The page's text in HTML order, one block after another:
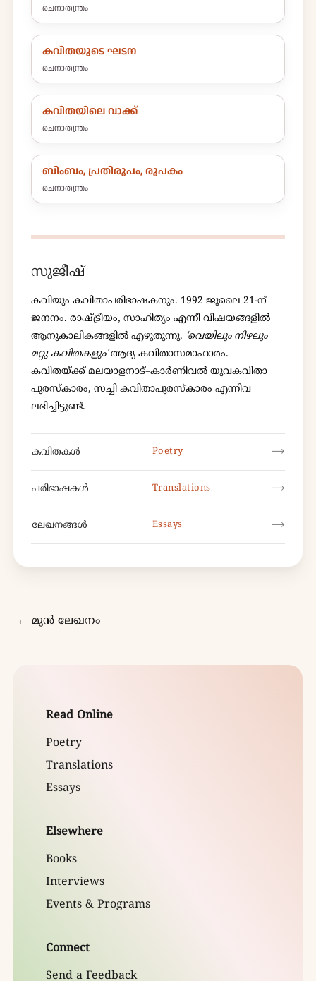
രചനാതന്ത്രം
കവിതയുടെ ഘടന
രചനാതന്ത്രം
കവിതയിലെ വാക്ക്
രചനാതന്ത്രം
ബിംബം, പ്രതിരൂപം, രൂപകം
രചനാതന്ത്രം
സുജീഷ്
കവിയും കവിതാപരിഭാഷകനും. 1992 ജൂലൈ 21-ന്
ജനനം. രാഷ്ട്രീയം, സാഹിത്യം എന്നീ വിഷയങ്ങളിൽ
ആനുകാലികങ്ങളിൽ എഴുതുന്നു. ‘വെയിലും നിഴലും
മറ്റു കവിതകളും’ആദ്യ കവിതാസമാഹാരം.
കവിതയ്ക്ക് മലയാളനാട്–കാർണിവൽ യുവകവിതാ
പുരസ്കാരം, സച്ചി കവിതാപുരസ്കാരം എന്നിവ
ലഭിച്ചിട്ടുണ്ട്.
കവിതകൾ Poetry ⟶
പരിഭാഷകൾ Translations ⟶
ലേഖനങ്ങൾ Essays ⟶
← മുൻ ലേഖനം
Read Online
Poetry
Translations
Essays
Elsewhere
Books
Interviews
Events & Programs
Connect
Send a Feedback